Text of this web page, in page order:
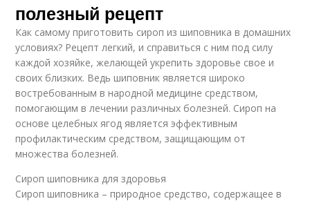
полезный рецепт
Как самому приготовить сироп из шиповника в домашних
условиях? Рецепт легкий, и справиться с ним под силу
каждой хозяйке, желающей укрепить здоровье свое и
своих близких. Ведь шиповник является широко
востребованным в народной медицине средством,
помогающим в лечении различных болезней. Сироп на
основе целебных ягод является эффективным
профилактическим средством, защищающим от
множества болезней.
Сироп шиповника для здоровья
Сироп шиповника – природное средство, содержащее в